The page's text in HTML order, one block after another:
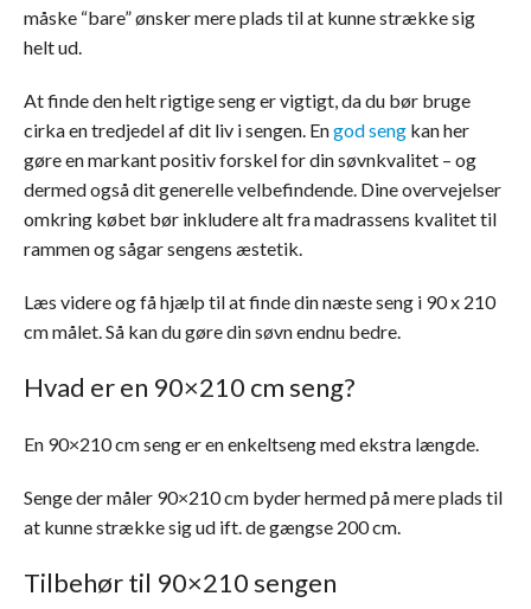
måske “bare” ønsker mere plads til at kunne strække sig
helt ud.
At finde den helt rigtige seng er vigtigt, da du bør bruge
cirka en tredjedel af dit liv i sengen. Engod seng kan her
gøre en markant positiv forskel for din søvnkvalitet – og
dermed også dit generelle velbefindende. Dine overvejelser
omkring købet bør inkludere alt fra madrassens kvalitet til
rammen og sågar sengens æstetik.
Læs videre og få hjælp til at finde din næste seng i 90 x 210
cm målet. Så kan du gøre din søvn endnu bedre.
Hvad er en 90×210 cm seng?
En 90×210 cm seng er en enkeltseng med ekstra længde.
Senge der måler 90×210 cm byder hermed på mere plads til
at kunne strække sig ud ift. de gængse 200 cm.
Tilbehør til 90×210 sengen